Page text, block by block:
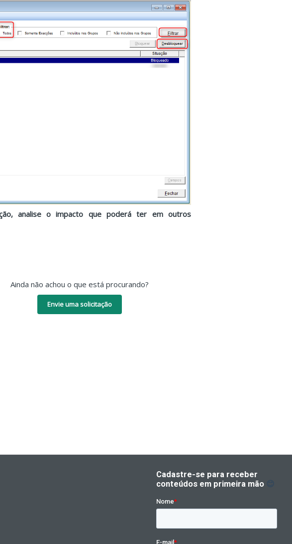
analise o impacto que poderá ter em outros
Ainda não achou o que está procurando?
Envie uma solicitação